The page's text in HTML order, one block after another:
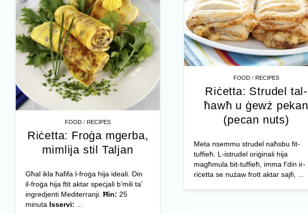
FOOD /RECIPES
Riċetta: Strudel tal-
ħawħ u ġewż pekan
(pecan nuts)
Meta nsemmu strudel naħsbu fit-
tuffieħ. L-istrudel oriġinali hija
magħmula bit-tuffieħ, imma f’din ir-
riċetta se nużaw frott aktar sajfi, ...
FOOD /RECIPES
Riċetta: Froġa mgerba,
mimlija stil Taljan
Għal ikla ħafifa l-froġa hija ideali. Din
il-froġa hija ftit aktar speċjali b’mili ta’
ingredjenti Mediterranji. Ħin: 25
minuta Isservi: